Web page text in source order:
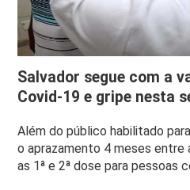
Salvador segue com a
Covid-19 e gripe nesta
Além do público habilitado
o aprazamento 4 meses
as 1ª e 2ª dose para pessoas